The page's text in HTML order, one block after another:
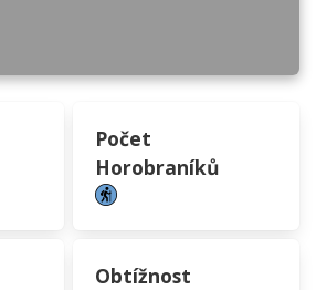
Počet
Horobraníků
Obtížnost